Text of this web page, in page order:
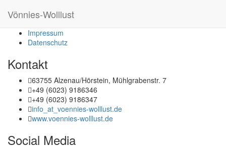
Vönnies-Wolllust
Vönnies-Wolllust
Impressum
Datenschutz
Kontakt
63755 Alzenau/Hörstein, Mühlgrabenstr. 7
+49 (6023) 9186346
+49 (6023) 9186347
info _at_ voennies-wolllust.de
www.voennies-wolllust.de
Social Media